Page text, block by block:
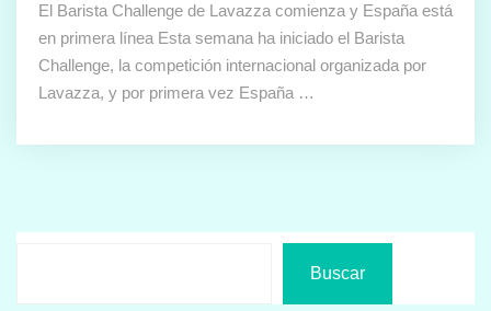
El Barista Challenge de Lavazza comienza y España está
en primera línea Esta semana ha iniciado el Barista
Challenge, la competición internacional organizada por
Lavazza, y por primera vez España …
Buscar